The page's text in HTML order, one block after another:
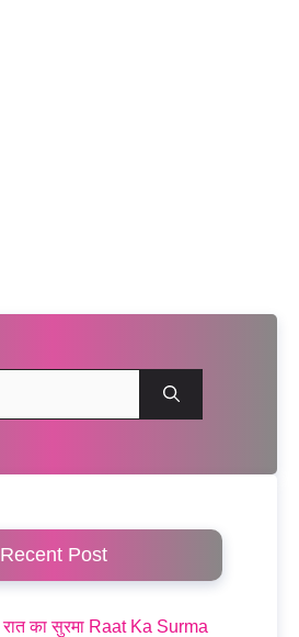
Recent Post
रात का सुरमा Raat Ka Surma